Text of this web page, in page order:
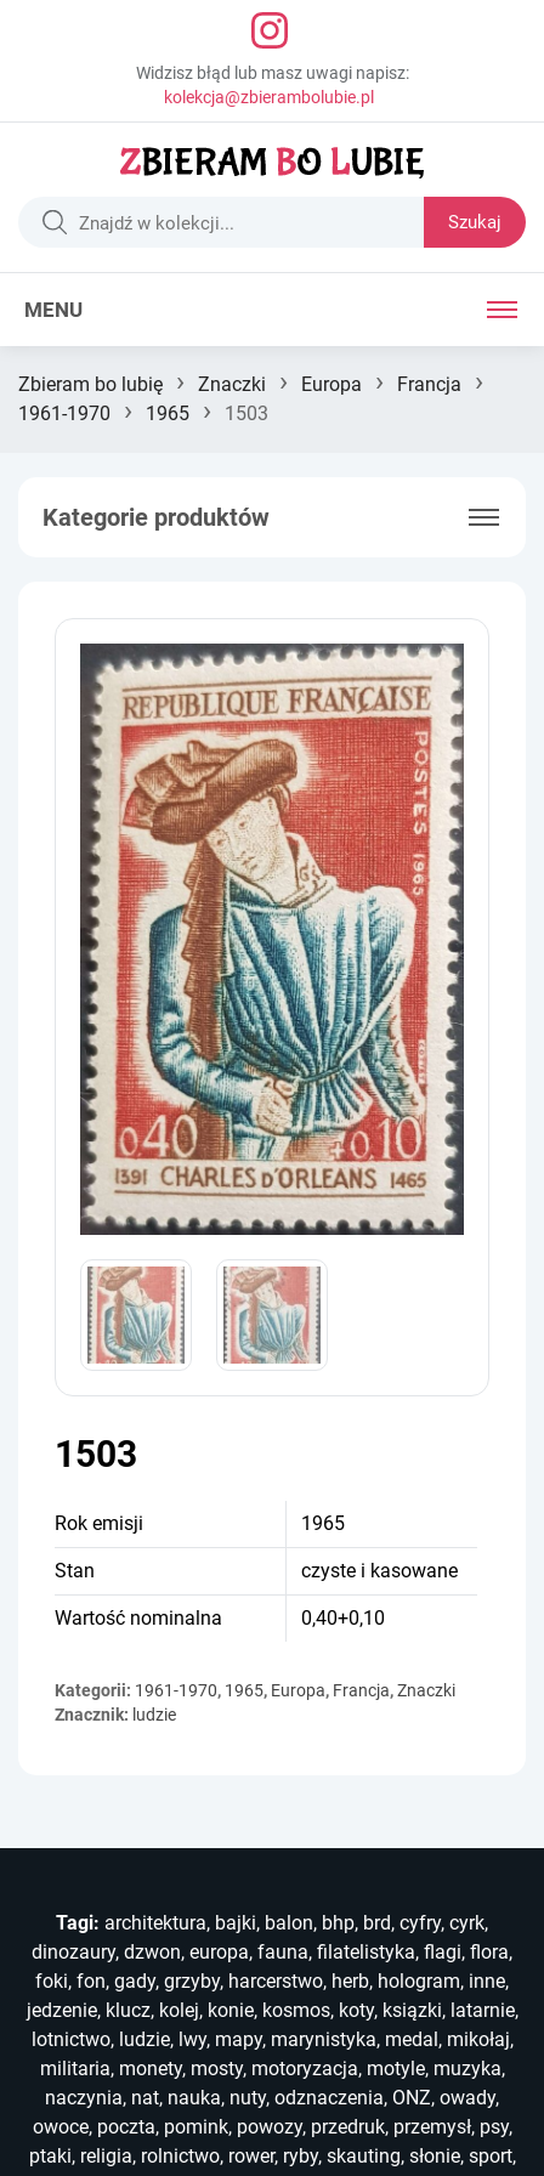
Widzisz błąd lub masz uwagi napisz:
kolekcja@zbierambolubie.pl
Szukaj
MENU
Zbieram bo lubię › Znaczki › Europa › Francja ›
1961-1970 › 1965 › 1503
Kategorie produktów
1503
Rok emisji 1965
Stan czyste i kasowane
Wartość nominalna 0,40+0,10
Kategorii: 1961-1970, 1965, Europa, Francja,Znaczki
Znacznik: ludzie
Tagi: architektura, bajki, balon, bhp, brd, cyfry, cyrk,
dinozaury, dzwon, europa, fauna, filatelistyka, flagi, flora,
foki, fon, gady, grzyby, harcerstwo, herb, hologram, inne,
jedzenie, klucz, kolej, konie, kosmos, koty, ksiązki, latarnie,
lotnictwo, ludzie, lwy, mapy, marynistyka, medal , mikołaj,
militaria, monety, mosty, motoryzacja, motyle, muzyka,
naczynia, nat, nauka, nuty, odznaczenia, ONZ, owady,
owoce, poczta, pomink, powozy, przedruk, przemysł, psy,
ptaki, religia, rolnictwo, rower, ryby, skauting, słonie, sport,